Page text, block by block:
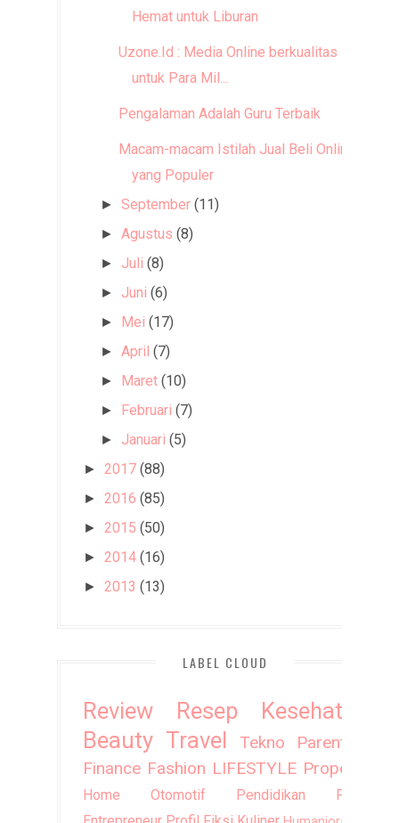
Hemat untuk Liburan
Uzone.Id : Media Online berkualitas
untuk Para Mil...
Pengalaman Adalah Guru Terbaik
Macam-macam Istilah Jual Beli Online
yang Populer
►September (11)
►Agustus (8)
► Juli (8)
► Juni (6)
► Mei (17)
►April (7)
► Maret (10)
► Februari (7)
► Januari (5)
► 2017 (88)
► 2016 (85)
► 2015 (50)
► 2014 (16)
► 2013 (13)
LABEL CLOUD
Review Resep
Kesehatan
Beauty Travel Tekno
Parenting
Finance Fashion LIFESTYLE Property
Home Otomotif Pendidikan
Puisi